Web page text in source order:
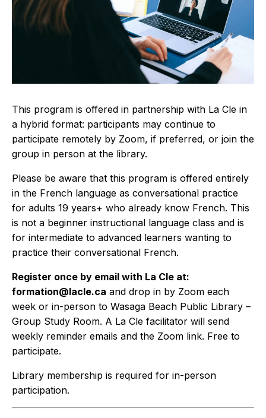
This program is offered in partnership with La Cle in
a hybrid format: participants may continue to
participate remotely by Zoom, if preferred, or join the
group in person at the library.
Please be aware that this program is offered entirely
in the French language as conversational practice
for adults 19 years+ who already know French. This
is not a beginner instructional language class and is
for intermediate to advanced learners wanting to
practice their conversational French.
Register once by email with La Cle at:
formation@lacle.ca and drop in by Zoom each
week or in-person to Wasaga Beach Public Library –
Group Study Room. A La Cle facilitator will send
weekly reminder emails and the Zoom link. Free to
participate.
Library membership is required for in-person
participation.